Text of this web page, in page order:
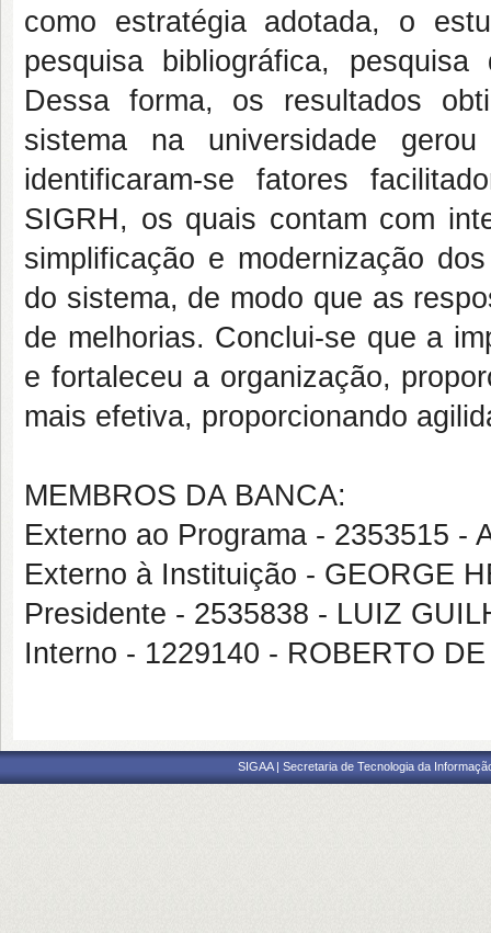
como estratégia adotada, o
pesquisa bibliográfica,
Dessa forma, os resultados
sistema na universidade
identificaram-se fatores
SIGRH, os quais contam com
simplificação e modernização
do sistema, de modo que as
de melhorias. Conclui-se que a
e fortaleceu a organização,
mais efetiva, proporcionando
MEMBROS DA BANCA:
Externo ao Programa - 2353515 -
Externo à Instituição - GEORGE
Presidente - 2535838 - LUIZ
Interno - 1229140 - ROBERTO
SIGAA | Secretaria de Tecnologia da